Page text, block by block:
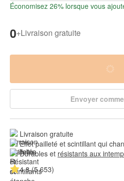
Économisez 26% lorsque vous
0+Livraison gratuite
Envoyer
Livraison gratuite
Effet pailleté et scintillant qui
Durables et résistants aux
4.8 (5 653)